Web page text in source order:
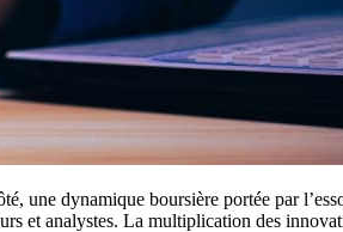
une dynamique boursière portée par
et analystes. La multiplication des